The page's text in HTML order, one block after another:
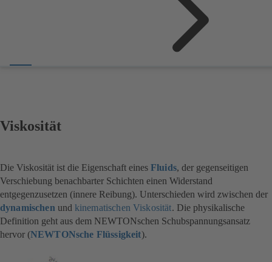
Viskosität
Die Viskosität ist die Eigenschaft eines Fluids, der gegenseitigen
Verschiebung benachbarter Schichten einen Widerstand
entgegenzusetzen (innere Reibung). Unterschieden wird zwischen der
dynamischen und kinematischen Viskosität. Die physikalische
Definition geht aus dem NEWTONschen Schubspannungsansatz
hervor (NEWTONsche Flüssigkeit).